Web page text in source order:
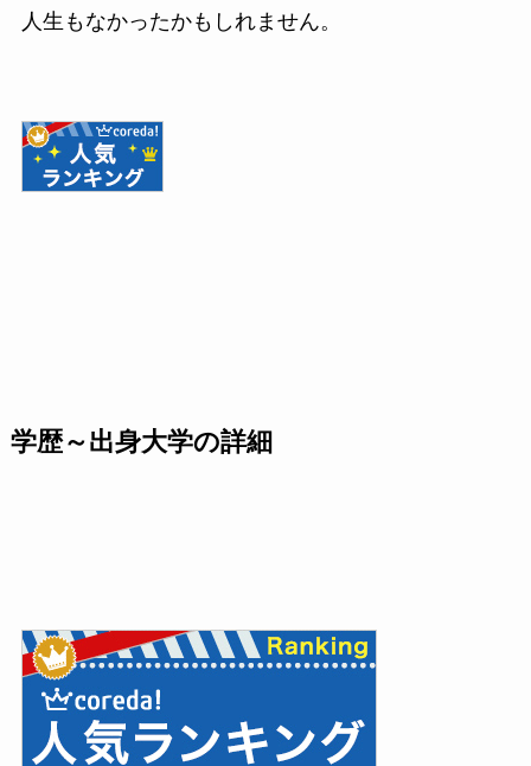
人生もなかったかもしれません。
学歴～出身大学の詳細